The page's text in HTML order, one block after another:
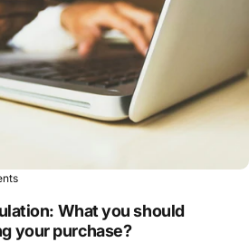
What you should
your purchase?